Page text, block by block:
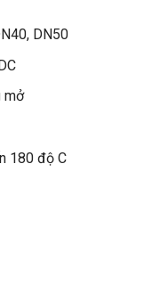
DN50
mở
180 độ C